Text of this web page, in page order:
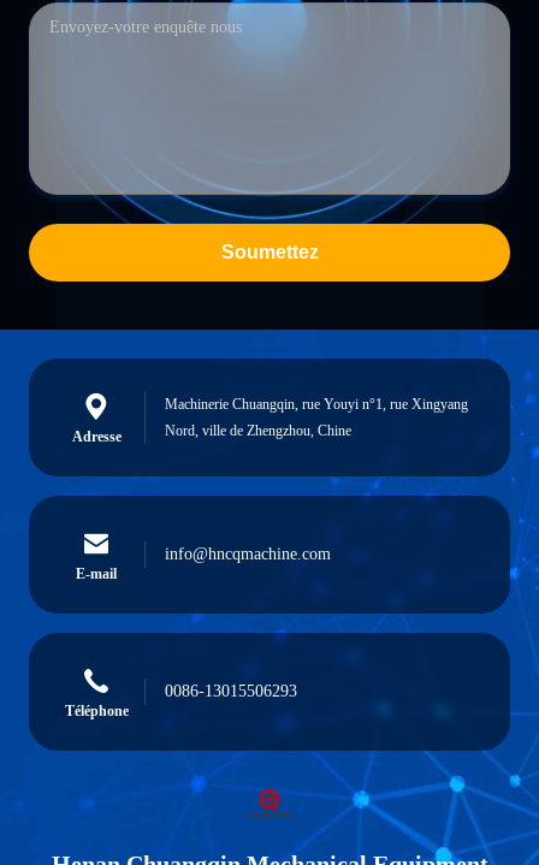
Soumettez
Adresse
Machinerie Chuangqin, rue Youyi n°1, rue Xingyang
Nord, ville de Zhengzhou, Chine
E-mail
info@hncqmachine.com
Téléphone
0086-13015506293